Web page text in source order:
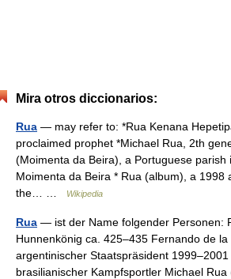
Mira otros diccionarios:
Rua — may refer to: *Rua Kenana
proclaimed prophet *Michael Rua, 2th
(Moimenta da Beira), a Portuguese parish
Moimenta da Beira * Rua (album), a 1998
the… …
Wikipedia
Rua — ist der Name folgender Personen:
Hunnenkönig ca. 425–435 Fernando de la
argentinischer Staatspräsident 1999–2001
brasilianischer Kampfsportler Michael Rua